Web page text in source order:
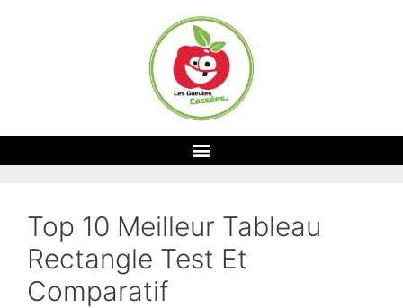
Top 10 Meilleur Tableau
Rectangle Test Et
Comparatif